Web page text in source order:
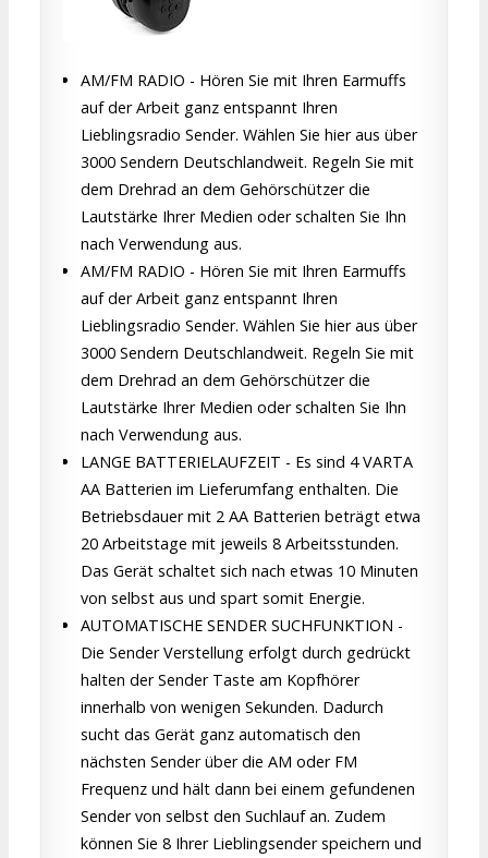
AM/FM RADIO - Hören Sie mit Ihren Earmuffs
auf der Arbeit ganz entspannt Ihren
Lieblingsradio Sender. Wählen Sie hier aus über
3000 Sendern Deutschlandweit. Regeln Sie mit
dem Drehrad an dem Gehörschützer die
Lautstärke Ihrer Medien oder schalten Sie Ihn
nach Verwendung aus.
AM/FM RADIO - Hören Sie mit Ihren Earmuffs
auf der Arbeit ganz entspannt Ihren
Lieblingsradio Sender. Wählen Sie hier aus über
3000 Sendern Deutschlandweit. Regeln Sie mit
dem Drehrad an dem Gehörschützer die
Lautstärke Ihrer Medien oder schalten Sie Ihn
nach Verwendung aus.
LANGE BATTERIELAUFZEIT - Es sind 4 VARTA
AA Batterien im Lieferumfang enthalten. Die
Betriebsdauer mit 2 AA Batterien beträgt etwa
20 Arbeitstage mit jeweils 8 Arbeitsstunden.
Das Gerät schaltet sich nach etwas 10 Minuten
von selbst aus und spart somit Energie.
AUTOMATISCHE SENDER SUCHFUNKTION -
Die Sender Verstellung erfolgt durch gedrückt
halten der Sender Taste am Kopfhörer
innerhalb von wenigen Sekunden. Dadurch
sucht das Gerät ganz automatisch den
nächsten Sender über die AM oder FM
Frequenz und hält dann bei einem gefundenen
Sender von selbst den Suchlauf an. Zudem
können Sie 8 Ihrer Lieblingsender speichern und